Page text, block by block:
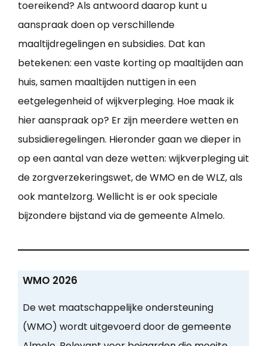
toereikend? Als antwoord daarop kunt u
aanspraak doen op verschillende
maaltijdregelingen en subsidies. Dat kan
betekenen: een vaste korting op maaltijden aan
huis, samen maaltijden nuttigen in een
eetgelegenheid of wijkverpleging. Hoe maak ik
hier aanspraak op? Er zijn meerdere wetten en
subsidieregelingen. Hieronder gaan we dieper in
op een aantal van deze wetten: wijkverpleging uit
de zorgverzekeringswet, de WMO en de WLZ, als
ook mantelzorg. Wellicht is er ook speciale
bijzondere bijstand via de gemeente Almelo.
WMO 2026
De wet maatschappelijke ondersteuning
(WMO) wordt uitgevoerd door de gemeente